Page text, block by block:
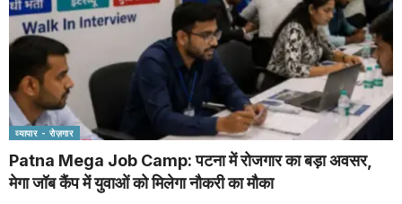
व्यापार - रोज़गार
Patna Mega Job Camp: पटना में रोजगार का बड़ा अवसर,
मेगा जॉब कैंप में युवाओं को मिलेगा नौकरी का मौका